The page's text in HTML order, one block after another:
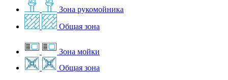
Зона рукомойника
Общая зона
Зона мойки
Общая зона